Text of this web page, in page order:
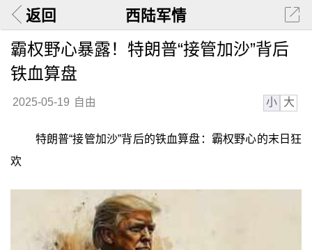
返回 西陆军情
霸权野心暴露！特朗普“接管加沙”背后
铁血算盘
2025-05-19 自由 小 大
特朗普“接管加沙”背后的铁血算盘：霸权野心的末日狂
欢